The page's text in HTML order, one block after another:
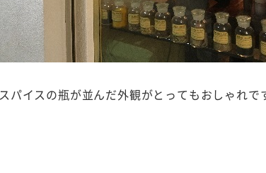
スパイスの瓶が並んだ外観がとってもおしゃれで